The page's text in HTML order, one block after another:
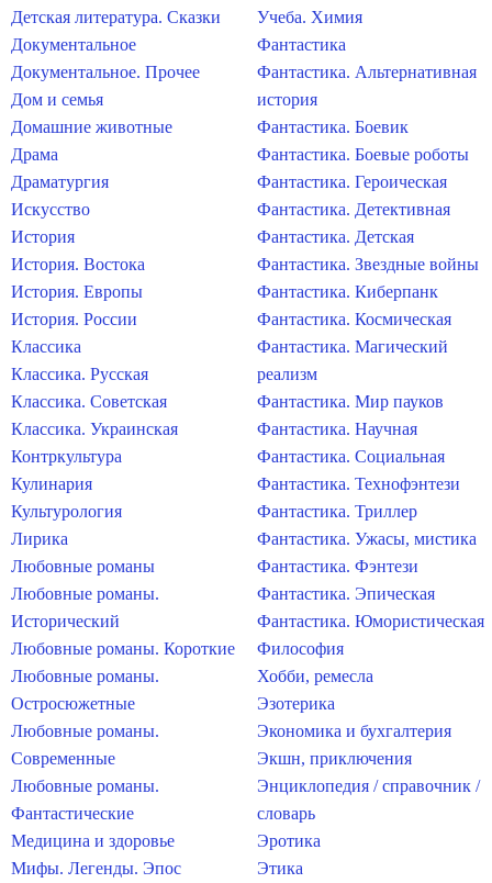
Детская литература. Сказки
Документальное
Документальное. Прочее
Дом и семья
Домашние животные
Драма
Драматургия
Искусство
История
История. Востока
История. Европы
История. России
Классика
Классика. Русская
Классика. Советская
Классика. Украинская
Контркультура
Кулинария
Культурология
Лирика
Любовные романы
Любовные романы.
Исторический
Любовные романы. Короткие
Любовные романы.
Остросюжетные
Любовные романы.
Современные
Любовные романы.
Фантастические
Медицина и здоровье
Мифы. Легенды. Эпос
Учеба. Химия
Фантастика
Фантастика. Альтернативная
история
Фантастика. Боевик
Фантастика. Боевые роботы
Фантастика. Героическая
Фантастика. Детективная
Фантастика. Детская
Фантастика. Звездные войны
Фантастика. Киберпанк
Фантастика. Космическая
Фантастика. Магический
реализм
Фантастика. Мир пауков
Фантастика. Научная
Фантастика. Социальная
Фантастика. Технофэнтези
Фантастика. Триллер
Фантастика. Ужасы, мистика
Фантастика. Фэнтези
Фантастика. Эпическая
Фантастика. Юмористическая
Философия
Хобби, ремесла
Эзотерика
Экономика и бухгалтерия
Экшн, приключения
Энциклопедия / справочник /
словарь
Эротика
Этика